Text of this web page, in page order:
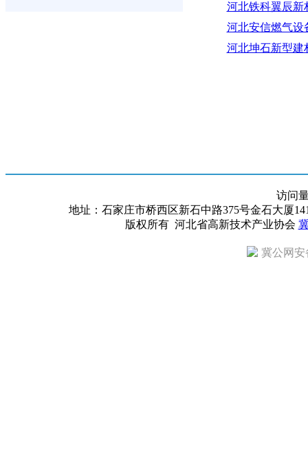
河北铁科翼辰新
河北安信燃气设
河北坤石新型建
访问
地址：石家庄市桥西区新石中路375号金石大厦
版权所有 河北省高新技术产业协会
冀公网安